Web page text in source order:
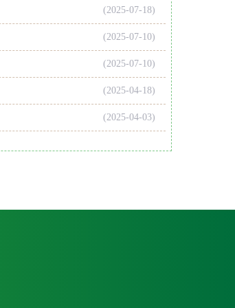
(2025-07-18)
(2025-07-10)
(2025-07-10)
(2025-04-18)
(2025-04-03)